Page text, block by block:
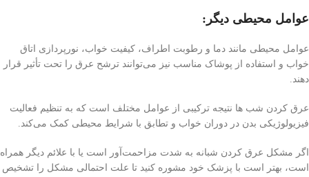
عوامل محیطی دیگر:
عوامل محیطی مانند دما و رطوبت اطراف، کیفیت خواب، نورپردازی اتاق
خواب و استفاده از پوشاک مناسب نیز می‌توانند ترشح عرق را تحت تأثیر قرار
دهند.
عرق کردن شب ها نتیجه ترکیبی از عوامل مختلف است که به تنظیم فعالیت
فیزیولوژیکی بدن در دوران خواب و تطابق با شرایط محیطی کمک می‌کند.
اگر مشکل عرق کردن شبانه به شدت مزاحمت‌آور است یا با علائم دیگر همراه
است، بهتر است با پزشک خود مشوره کنید تا علت احتمالی مشکل را تشخیص